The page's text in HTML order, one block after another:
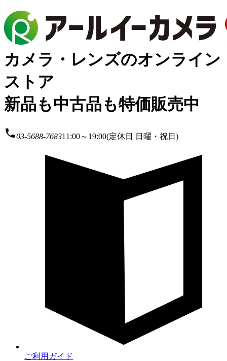
カメラ・レンズのオンライン
ストア
新品も中古品も特価販売中
local_phone03-5688-768311:00～19:00(定休日 日曜・祝日)
ご利用ガイド